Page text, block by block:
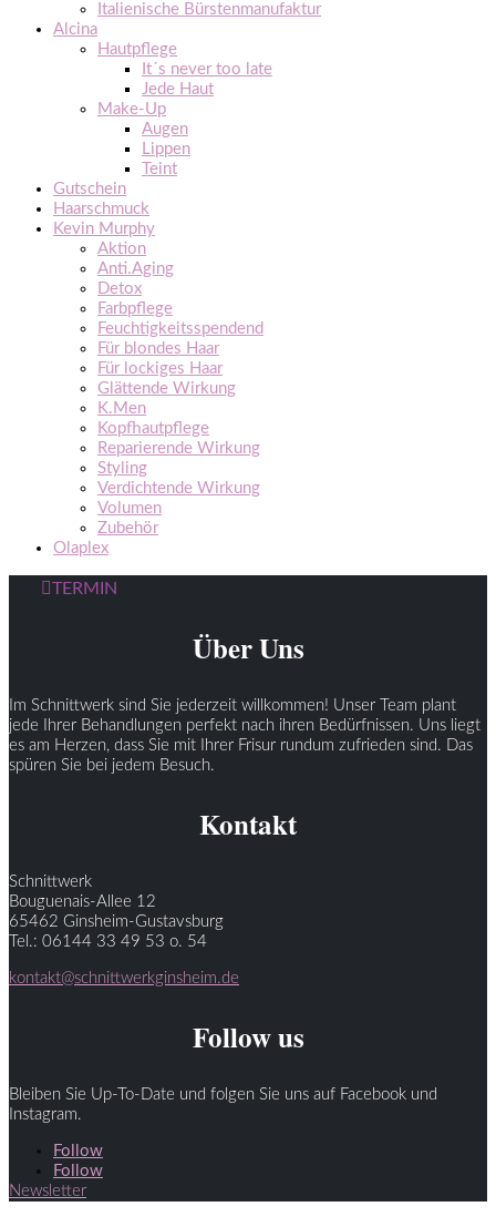
Italienische Bürstenmanufaktur
Alcina
Hautpflege
It´s never too late
Jede Haut
Make-Up
Augen
Lippen
Teint
Gutschein
Haarschmuck
Kevin Murphy
Aktion
Anti.Aging
Detox
Farbpflege
Feuchtigkeitsspendend
Für blondes Haar
Für lockiges Haar
Glättende Wirkung
K.Men
Kopfhautpflege
Reparierende Wirkung
Styling
Verdichtende Wirkung
Volumen
Zubehör
Olaplex
TERMIN
Über Uns
Im Schnittwerk sind Sie jederzeit willkommen! Unser Team plant
jede Ihrer Behandlungen perfekt nach ihren Bedürfnissen. Uns liegt
es am Herzen, dass Sie mit Ihrer Frisur rundum zufrieden sind. Das
spüren Sie bei jedem Besuch.
Kontakt
Schnittwerk
Bouguenais-Allee 12
65462 Ginsheim-Gustavsburg
Tel.: 06144 33 49 53 o. 54
kontakt@schnittwerkginsheim.de
Follow us
Bleiben Sie Up-To-Date und folgen Sie uns auf Facebook und
Instagram.
Follow
Follow
Newsletter